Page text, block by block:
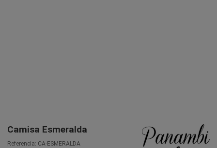
Camisa Esmeralda
Referencia: CA-ESMERALDA